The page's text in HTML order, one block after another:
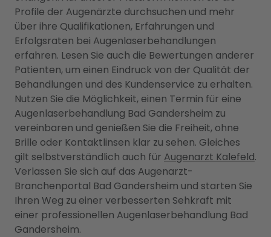
Profile der Augenärzte durchsuchen und mehr
über ihre Qualifikationen, Erfahrungen und
Erfolgsraten bei Augenlaserbehandlungen
erfahren. Lesen Sie auch die Bewertungen anderer
Patienten, um einen Eindruck von der Qualität der
Behandlungen und des Kundenservice zu erhalten.
Nutzen Sie die Möglichkeit, einen Termin für eine
Augenlaserbehandlung Bad Gandersheim zu
vereinbaren und genießen Sie die Freiheit, ohne
Brille oder Kontaktlinsen klar zu sehen. Gleiches
gilt selbstverständlich auch für Augenarzt Kalefeld.
Verlassen Sie sich auf das Augenarzt-
Branchenportal Bad Gandersheim und starten Sie
Ihren Weg zu einer verbesserten Sehkraft mit
einer professionellen Augenlaserbehandlung Bad
Gandersheim.